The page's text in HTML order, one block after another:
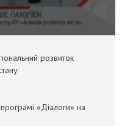
розвиток
«Діалоги» на